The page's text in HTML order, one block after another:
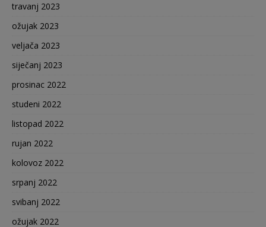
travanj 2023
ožujak 2023
veljača 2023
siječanj 2023
prosinac 2022
studeni 2022
listopad 2022
rujan 2022
kolovoz 2022
srpanj 2022
svibanj 2022
ožujak 2022